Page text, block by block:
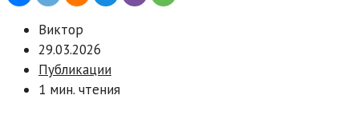
Виктор
29.03.2026
Публикации
1 мин. чтения